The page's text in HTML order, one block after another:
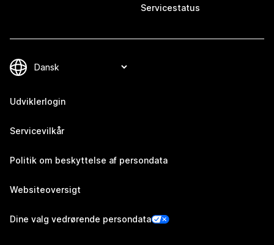
Servicestatus
Udviklerlogin
Servicevilkår
Politik om beskyttelse af persondata
Websiteoversigt
Dine valg vedrørende persondata